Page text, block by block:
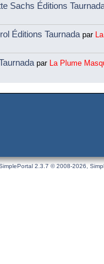
Sachs Éditions
Éditions Taurnada par
par La Plume
2.3.7 © 2008-2026,